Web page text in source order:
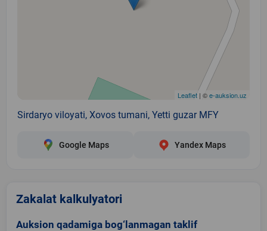
Leaflet | ©e-auksion.uz
Sirdaryo viloyati, Xovos tumani, Yetti guzar MFY
Google Maps Yandex Maps
Zakalat kalkulyatori
Auksion qadamiga bog‘lanmagan taklif